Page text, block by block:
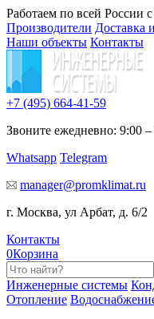
Работаем по всей России
Производители Доставка
Наши объекты Контакты
+7 (495) 664-41-59
Звоните ежедневно: 9:00
Whatsapp Telegram
manager@promklimat.ru
г. Москва, ул Арбат, д. 6/2
Контакты
0Корзина
Инженерные системы
Отопление